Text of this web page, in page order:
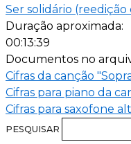
Ser solidário (reedição
Duração aproximada:
00:13:39
Documentos no
Cifras da canção
Cifras para piano da
Cifras para saxofone
PESQUISAR